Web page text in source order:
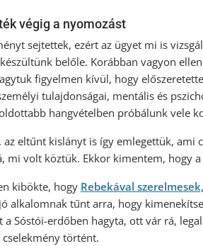
végig a nyomozást
sejtettek, ezért az ügyet mi is
belőle. Korábban vagyon
figyelmen kívül, hogy
tulajdonságai, mentális és
hangvételben próbálunk vele
eltűnt kislányt is így emlegettük, ami
mi volt köztük. Ekkor kimentem, hogy
kibökte, hogy Rebekával
alkalomnak tűnt arra, hogy
Sóstói-erdőben hagyta, ott vár rá,
cselekmény történt.